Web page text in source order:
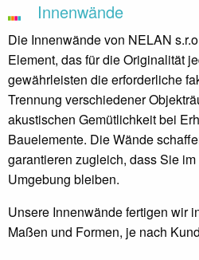
Innenwände
Die Innenwände von NELAN
Element, das für die Originalität
gewährleisten die erforderliche
Trennung verschiedener
akustischen Gemütlichkeit bei
Bauelemente. Die Wände
garantieren zugleich, dass Sie
Umgebung bleiben.
Unsere Innenwände fertigen wir
Maßen und Formen, je nach